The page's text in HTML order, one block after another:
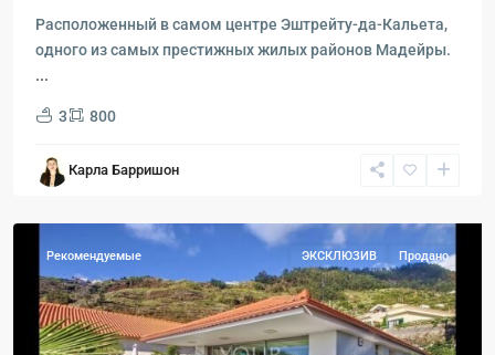
Расположенный в самом центре Эштрейту-да-Кальета,
одного из самых престижных жилых районов Мадейры.
...
3 800
Карла Барришон
Арко
да
Рекомендуемые ЭКСКЛЮЗИВ Продано